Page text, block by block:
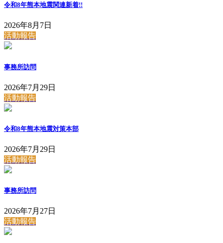
令和8年熊本地震関連新着!!
2026年8月7日
活動報告
事務所訪問
2026年7月29日
活動報告
令和8年熊本地震対策本部
2026年7月29日
活動報告
事務所訪問
2026年7月27日
活動報告